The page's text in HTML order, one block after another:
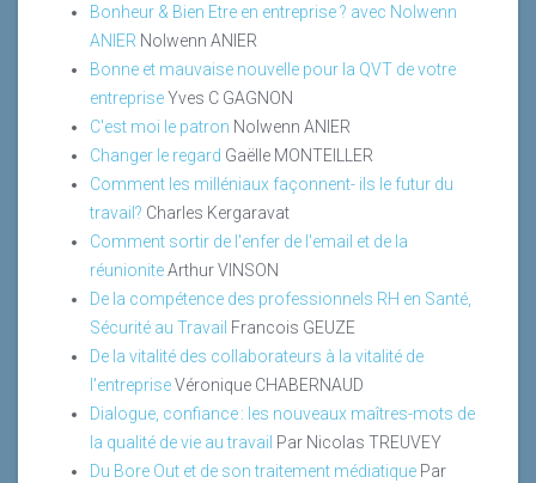
Bonheur & Bien Etre en entreprise ? avec Nolwenn
ANIER Nolwenn ANIER
Bonne et mauvaise nouvelle pour la QVT de votre
entrepriseYves C GAGNON
C'est moi le patron Nolwenn ANIER
Changer le regard Gaëlle MONTEILLER
Comment les milléniaux façonnent- ils le futur du
travail? Charles Kergaravat
Comment sortir de l'enfer de l'email et de la
réunioniteArthur VINSON
De la compétence des professionnels RH en Santé,
Sécurité au Travail Francois GEUZE
De la vitalité des collaborateurs à la vitalité de
l'entrepriseVéronique CHABERNAUD
Dialogue, confiance : les nouveaux maîtres-mots de
la qualité de vie au travail Par Nicolas TREUVEY
Du Bore Out et de son traitement médiatique Par